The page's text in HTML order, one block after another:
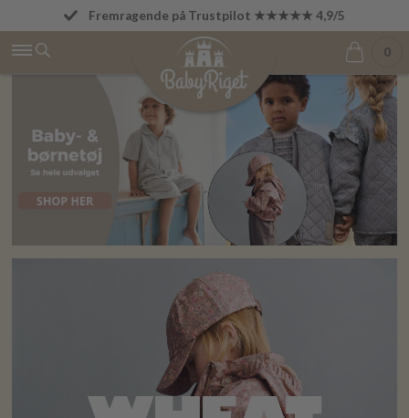
Fri fragt fra 499 kr.
Fremragende på Trustpilot ★★★★★ 4,9/5
0